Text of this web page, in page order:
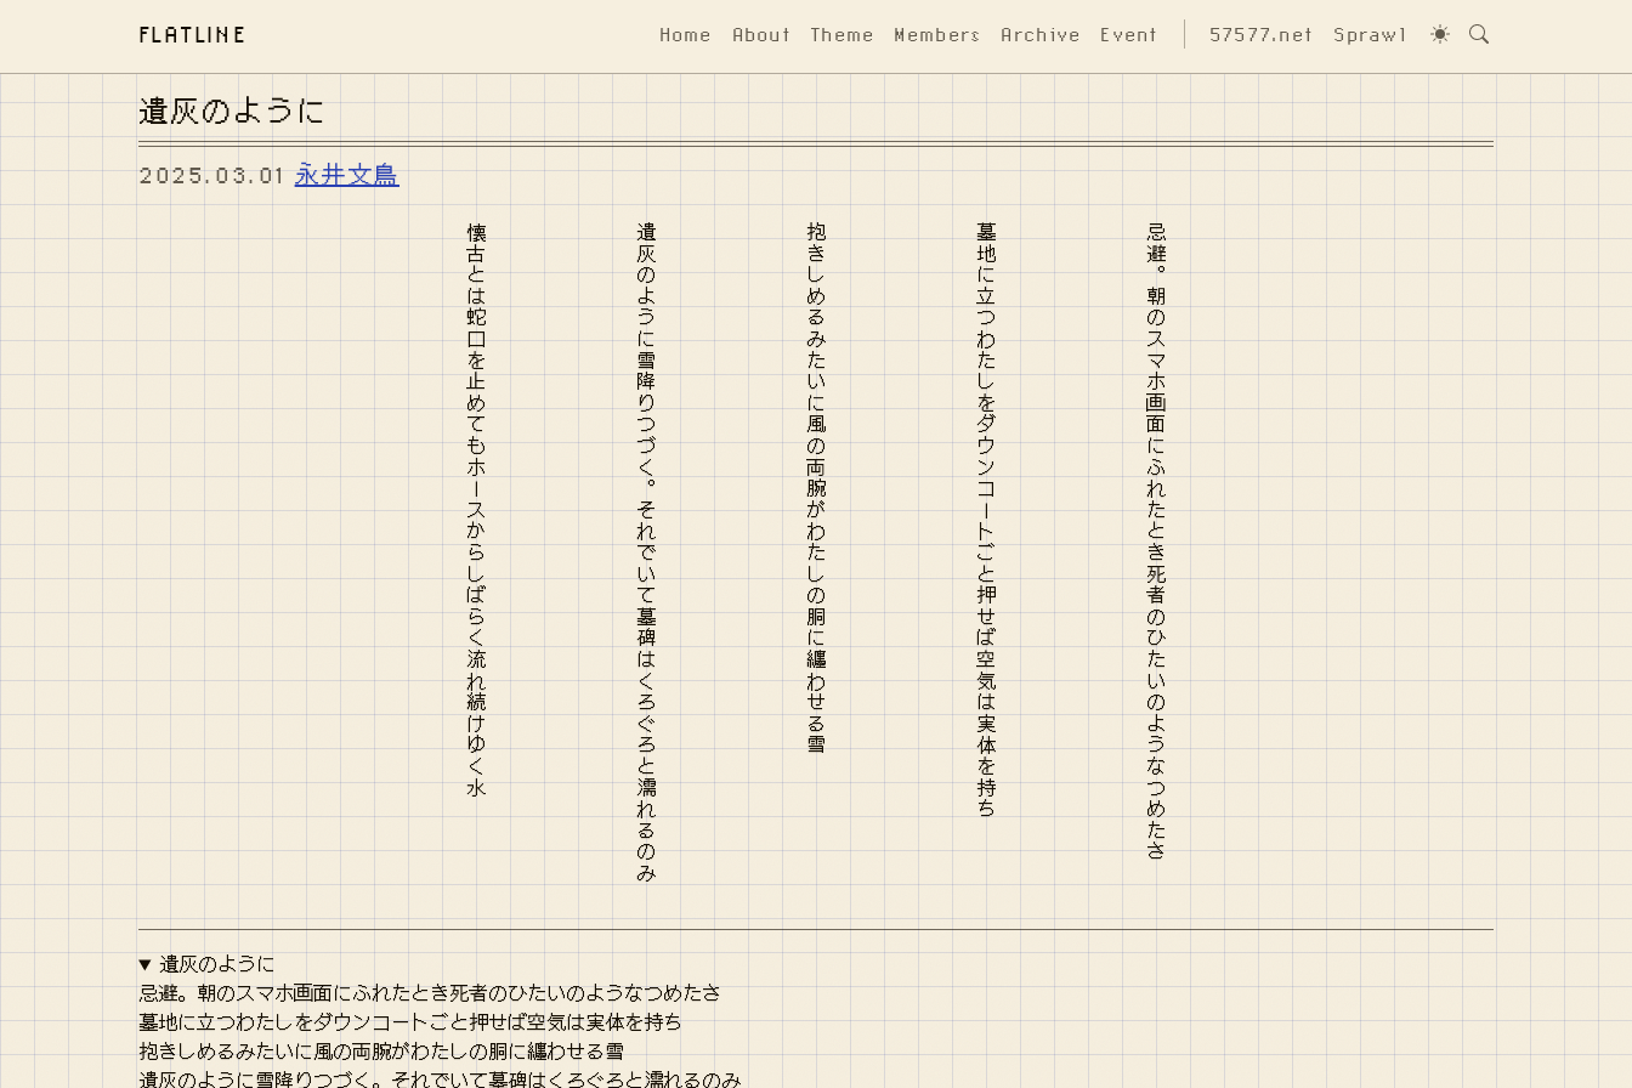
FLATLINE Home About Theme Members Archive Event 57577.net Sprawl
遺灰のように
2025.03.01永井文鳥
忌避。朝のスマホ画面にふれたとき死者のひたいのようなつめたさ
墓地に立つわたしをダウンコートごと押せば空気は実体を持ち
抱きしめるみたいに風の両腕がわたしの胴に纏わせる雪
遺灰のように雪降りつづく。それでいて墓碑はくろぐろと濡れるのみ
懐古とは蛇口を止めてもホースからしばらく流れ続けゆく水
遺灰のように
忌避。朝のスマホ画面にふれたとき死者のひたいのようなつめたさ
墓地に立つわたしをダウンコートごと押せば空気は実体を持ち
抱きしめるみたいに風の両腕がわたしの胴に纏わせる雪
遺灰のように雪降りつづく。それでいて墓碑はくろぐろと濡れるのみ